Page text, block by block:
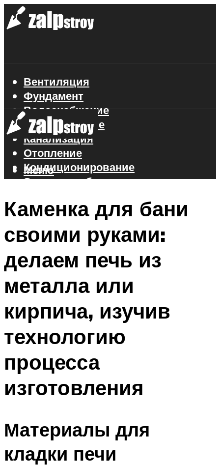
Вентиляция
Фундамент
Водоснабжение
Газоснабжение
Канализация
Отопление
Кондиционирование
Электроснабжение
Меню
Меню
Каменка для бани
своими руками:
делаем печь из
металла или
кирпича, изучив
технологию
процесса
изготовления
Материалы для
кладки печи